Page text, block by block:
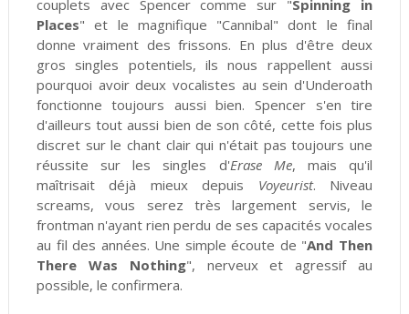
couplets avec Spencer comme sur "Spinning in
Places" et le magnifique "Cannibal" dont le final
donne vraiment des frissons. En plus d'être deux
gros singles potentiels, ils nous rappellent aussi
pourquoi avoir deux vocalistes au sein d'Underoath
fonctionne toujours aussi bien. Spencer s'en tire
d'ailleurs tout aussi bien de son côté, cette fois plus
discret sur le chant clair qui n'était pas toujours une
réussite sur les singles d'Erase Me, mais qu'il
maîtrisait déjà mieux depuis Voyeurist. Niveau
screams, vous serez très largement servis, le
frontman n'ayant rien perdu de ses capacités vocales
au fil des années. Une simple écoute de "And Then
There Was Nothing", nerveux et agressif au
possible, le confirmera.